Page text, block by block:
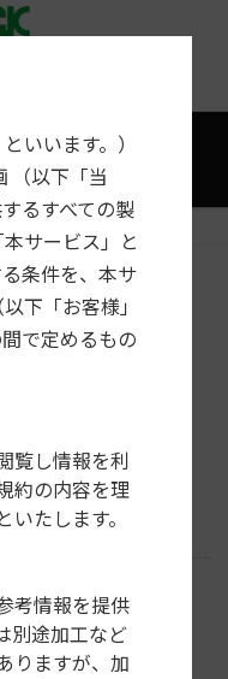
ト適合情報
ーAV取付キット
販の2DINまたは
です。
いいます。）
（以下「当
るすべての製
サービス」と
条件を、本サ
下「お客様」
で定めるもの
覧し情報を利
約の内容を理
たします。
考情報を提供
別途加工など
りますが、加